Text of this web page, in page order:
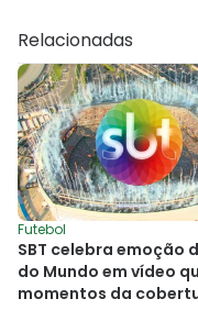
Relacionadas
Futebol
SBT celebra emoção
do Mundo em vídeo
momentos da